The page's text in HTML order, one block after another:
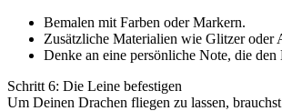
Bemalen mit Farben oder Markern.
Zusätzliche Materialien wie Glitzer oder
Denke an eine persönliche Note, die
Schritt 6: Die Leine befestigen
Um Deinen Drachen fliegen zu lassen,